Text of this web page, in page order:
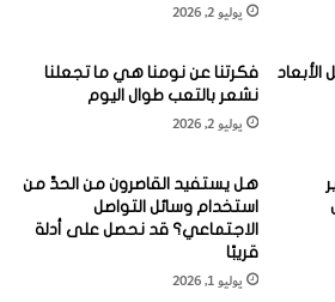
والخنازير الوحشية وحتى خلفيات
من الحالات من الصعب إنكاره. وقد
من ذوي الخبرة من كوينزلاند.
وفي إحدى ليالي عام 1983، أثناء التخييم في شبه جزيرة كيب يورك
مرتين مجموعة من أربعة حيوانات
سميكة وشعر قصير وخطوط على
مثلها من قبل، في أي وقت مضى.”
يوليو 2, 2026
فكرتنا عن نومنا هي ما تجعلنا
نشعر بالتعب طوال اليوم
يوليو 2, 2026
هل يستفيد القاصرون من الحدِّ من
استخدام وسائل التواصل
الاجتماعي؟ قد نحصل على أدلة
قريبًا
يوليو 1, 2026